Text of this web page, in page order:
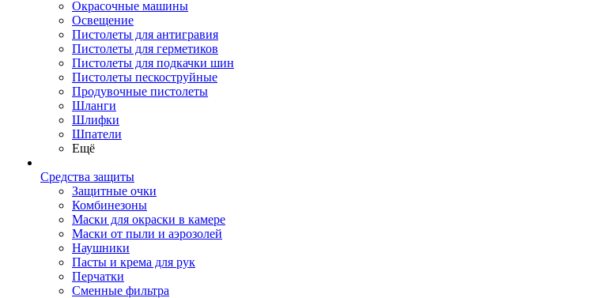
Окрасочные машины
Освещение
Пистолеты для антигравия
Пистолеты для герметиков
Пистолеты для подкачки шин
Пистолеты пескоструйные
Продувочные пистолеты
Шланги
Шлифки
Шпатели
Ещё
Средства защиты
Защитные очки
Комбинезоны
Маски для окраски в камере
Маски от пыли и аэрозолей
Наушники
Пасты и крема для рук
Перчатки
Сменные фильтра